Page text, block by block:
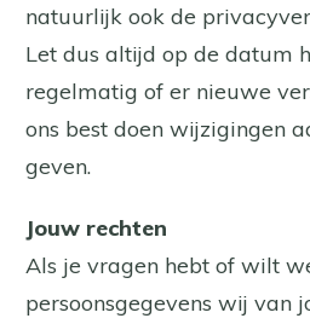
natuurlijk ook de
Let dus altijd op de datum
regelmatig of er nieuwe
ons best doen wijzigingen
geven.
Jouw rechten
Als je vragen hebt of wilt
persoonsgegevens wij van